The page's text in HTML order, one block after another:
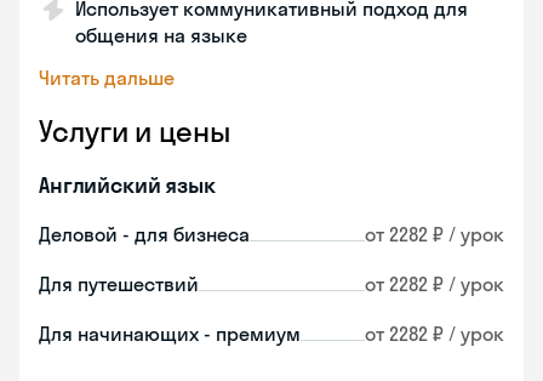
Использует коммуникативный подход для
общения на языке
Читать дальше
Услуги и цены
Английский язык
Деловой - для бизнеса от 2282 ₽ / урок
Для путешествий от 2282 ₽ / урок
Для начинающих - премиум от 2282 ₽ / урок